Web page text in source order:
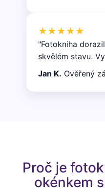
★★★★★
"Fotokniha
skvělém stavu.
Jan K. Ověřený
Proč je
okénkem